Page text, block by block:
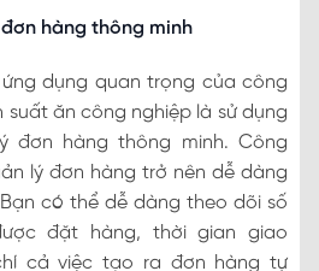
hàng thông minh
dụng quan trọng của công
suất ăn công nghiệp là sử dụng
đơn hàng thông minh. Công
lý đơn hàng trở nên dễ dàng
có thể dễ dàng theo dõi số
đặt hàng, thời gian giao
cả việc tạo ra đơn hàng tự